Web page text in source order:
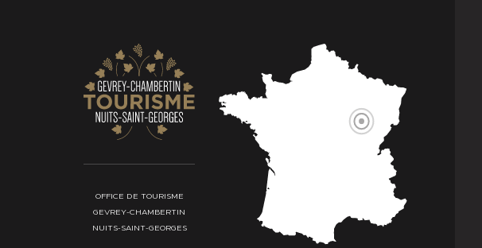
OFFICE DE TOURISME
GEVREY-CHAMBERTIN
NUITS-SAINT-GEORGES